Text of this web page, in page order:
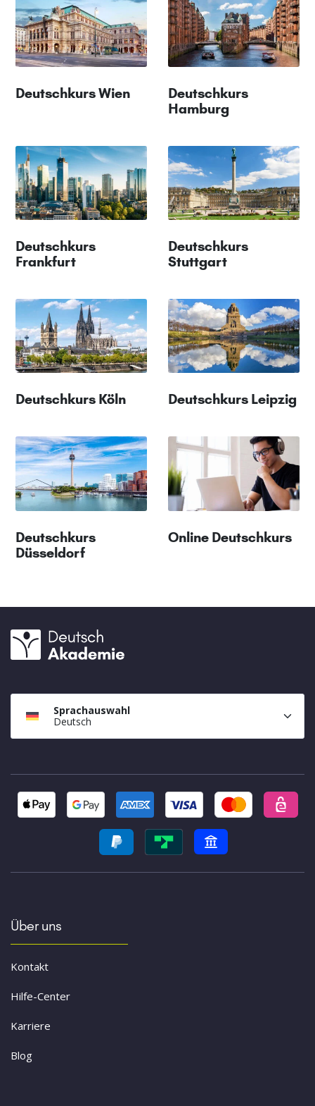
Deutschkurs Wien
Deutschkurs
Hamburg
Deutschkurs
Frankfurt
Deutschkurs
Stuttgart
Deutschkurs Köln Deutschkurs Leipzig
Deutschkurs
Düsseldorf
Online Deutschkurs
Sprachauswahl
Deutsch
Über uns
Kontakt
Hilfe-Center
Karriere
Blog